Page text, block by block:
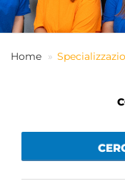
ACCEDI
Home